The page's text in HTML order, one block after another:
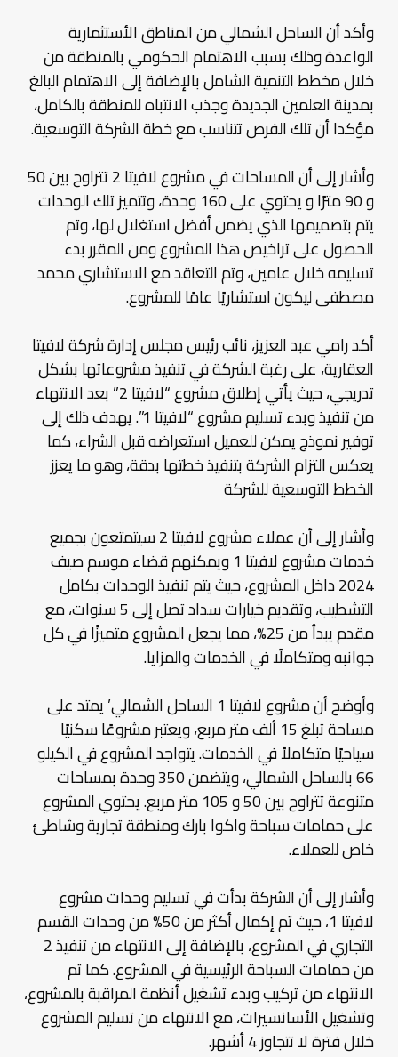
وأكد أن الساحل الشمالي من المناطق الأستثمارية
الواعدة وذلك بسبب الاهتمام الحكومي بالمنطقة من
خلال مخطط التنمية الشامل بالإضافة إلى الاهتمام البالغ
بمدينة العلمين الجديدة وجذب الانتباه للمنطقة بالكامل،
مؤكدا أن تلك الفرص تتناسب مع خطة الشركة التوسعية.
وأشار إلى أن المساحات في مشروع لافيتا 2 تتراوح بين 50
و 90 مترًا و يحتوي على 160 وحدة، وتتميز تلك الوحدات
يتم بتصميمها الذي يضمن أفضل استغلال لها، وتم
الحصول على تراخيص هذا المشروع ومن المقرر بدء
تسليمه خلال عامين، وتم التعاقد مع الاستشاري محمد
مصطفى ليكون استشاريًا عامًا للمشروع.
أكد رامي عبد العزيز، نائب رئيس مجلس إدارة شركة لافيتا
العقارية، على رغبة الشركة في تنفيذ مشروعاتها بشكل
تدريجي، حيث يأتي إطلاق مشروع “لافيتا 2” بعد الانتهاء
من تنفيذ وبدء تسليم مشروع “لافيتا 1”. يهدف ذلك إلى
توفير نموذج يمكن للعميل استعراضه قبل الشراء، كما
يعكس التزام الشركة بتنفيذ خطتها بدقة، وهو ما يعزز
الخطط التوسعية للشركة
وأشار إلى أن عملاء مشروع لافيتا 2 سيتمتعون بجميع
خدمات مشروع لافيتا 1 ويمكنهم قضاء موسم صيف
2024 داخل المشروع، حيث يتم تنفيذ الوحدات بكامل
التشطيب، وتقديم خيارات سداد تصل إلى 5 سنوات، مع
مقدم يبدأ من 25%، مما يجعل المشروع متميزًا في كل
جوانبه ومتكاملًا في الخدمات والمزايا.
وأوضح أن مشروع لافيتا 1 الساحل الشمالي’ يمتد على
مساحة تبلغ 15 ألف متر مربع، ويعتبر مشروعًا سكنيًا
سياحيًا متكاملاً في الخدمات. يتواجد المشروع في الكيلو
66 بالساحل الشمالي، ويتضمن 350 وحدة بمساحات
متنوعة تتراوح بين 50 و 105 متر مربع. يحتوي المشروع
على حمامات سباحة واكوا بارك ومنطقة تجارية وشاطئ
خاص للعملاء.
وأشار إلى أن الشركة بدأت في تسليم وحدات مشروع
لافيتا 1، حيث تم إكمال أكثر من 50% من وحدات القسم
التجاري في المشروع، بالإضافة إلى الانتهاء من تنفيذ 2
من حمامات السباحة الرئيسية في المشروع. كما تم
الانتهاء من تركيب وبدء تشغيل أنظمة المراقبة بالمشروع،
وتشغيل الأسانسيرات، مع الانتهاء من تسليم المشروع
خلال فترة لا تتجاوز 4 أشهر.